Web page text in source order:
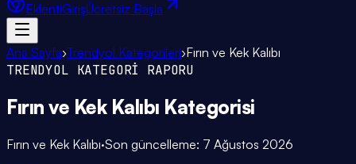
EklentiGirişÜcretsiz Başla
Ana Sayfa›Trendyol Kategorileri›Fırın ve Kek Kalıbı
TRENDYOL KATEGORİ RAPORU
Fırın ve Kek Kalıbı Kategorisi
Fırın ve Kek Kalıbı·Son güncelleme: 7 Ağustos 2026